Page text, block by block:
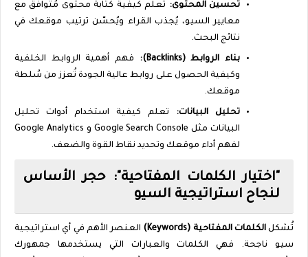
تحسين المحتوى: تعلم كيفية كتابة محتوى مُتوافق مع
معايير السيو، يُجذب القراء ويُحسّن ترتيب موقعك في
نتائج البحث.
بناء الروابط (Backlinks
): فهم أهمية الروابط الخلفية
وكيفية الحصول على روابط عالية الجودة تُعزز من سُلطة
موقعك.
تحليل البيانات: تعلم كيفية استخدام أدوات تحليل
البيانات مثل Google Search Console و Google Analytics
لفهم أداء موقعك وتحديد نقاط القوة والضعف.
"اختيار الكلمات المفتاحية": حجر الأساس
لنجاح استراتيجية السيو
تُشكلالكلمات المفتاحية (Keywords
) العنصر الأهم في أي استراتيجية
سيو ناجحة. فهي الكلمات والعبارات التي يستخدمها جمهورك